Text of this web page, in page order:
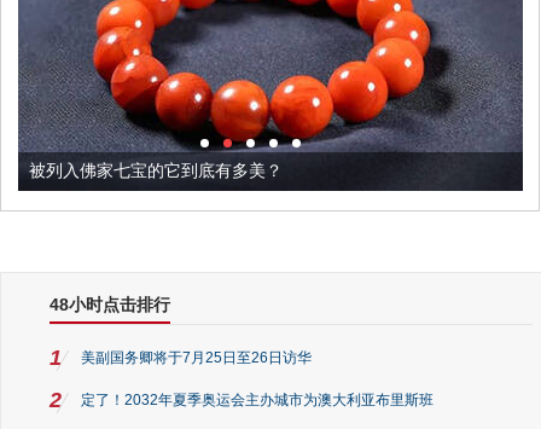
被列入佛家七宝的它到底有多美？
48小时点击排行
1 美副国务卿将于7月25日至26日访华
2 定了！2032年夏季奥运会主办城市为澳大利亚布里斯班